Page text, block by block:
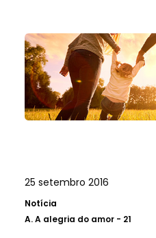
25 setembro 2016
Notícia
A.A alegria do amor - 21